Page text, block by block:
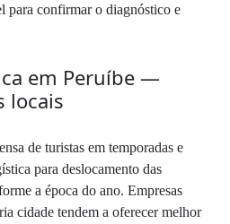
para confirmar o diagnóstico e
em Peruíbe —
locais
de turistas em temporadas e
para deslocamento das
a época do ano. Empresas
cidade tendem a oferecer melhor